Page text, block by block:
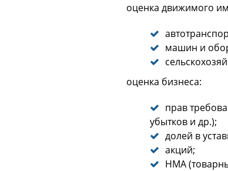
оценка движимого
машин и
оценка бизнеса:
прав
убытков и др.);
долей в
акций;
НМА